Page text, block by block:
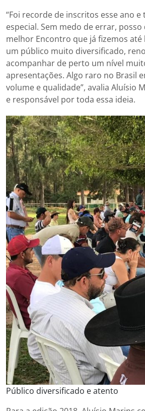
“Foi recorde de inscritos esse ano
especial. Sem medo de errar,
melhor Encontro que já fizemos até
um público muito diversificado,
acompanhar de perto um nível
apresentações. Algo raro no Brasil
volume e qualidade”, avalia Aluísio
e responsável por toda essa ideia.
Público diversificado e atento